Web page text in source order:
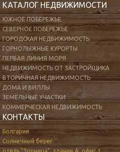
КАТАЛОГ НЕДВИЖИМОСТИ
ЮЖНОЕ ПОБЕРЕЖЬЕ
СЕВЕРНОЕ ПОБЕРЕЖЬЕ
ГОРОДСКАЯ НЕДВИЖИМОСТЬ
ГОРНОЛЫЖНЫЕ КУРОРТЫ
ПЕРВАЯ ЛИНИЯ МОРЯ
НЕДВИЖИМОСТЬ ОТ ЗАСТРОЙЩИКА
ВТОРИЧНАЯ НЕДВИЖИМОСТЬ
ДОМА И ВИЛЛЫ
ЗЕМЕЛЬНЫЕ УЧАСТКИ
КОММЕРЧЕСКАЯ НЕДВИЖИМОСТЬ
КОНТАКТЫ
Болгария
Солнечный берег